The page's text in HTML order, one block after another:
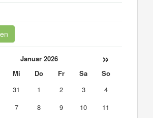
Januar 2026 »
Mi Do Fr Sa
So
31 1 2 3
4
7 8 9 10
11